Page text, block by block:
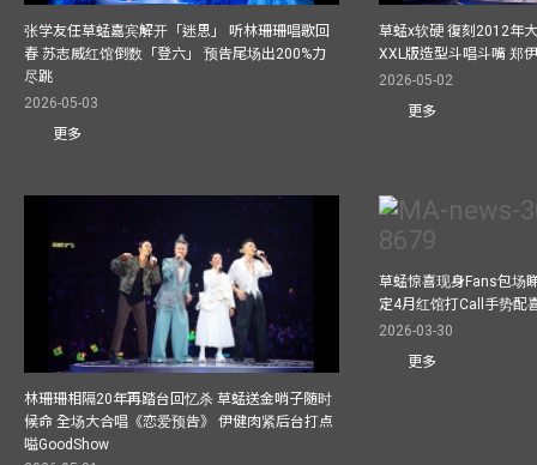
张学友任草蜢嘉宾解开「迷思」 听林珊珊唱歌回
春 苏志威红馆倒数「登六」 预告尾场出200%力
尽跳
2026-05-03
更多
草蜢x软硬 復刻2012年
XXL版造型斗唱斗嘴 郑
2026-05-02
更多
林珊珊相隔20年再踏台回忆杀 草蜢送金哨子随时
候命 全场大合唱《恋爱预告》 伊健肉紧后台打点
嗌GoodShow
草蜢惊喜现身Fans包场
定4月红馆打Call手势配
2026-03-30
更多